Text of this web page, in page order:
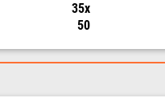
35x
50